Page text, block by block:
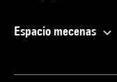
Espacio mecenas